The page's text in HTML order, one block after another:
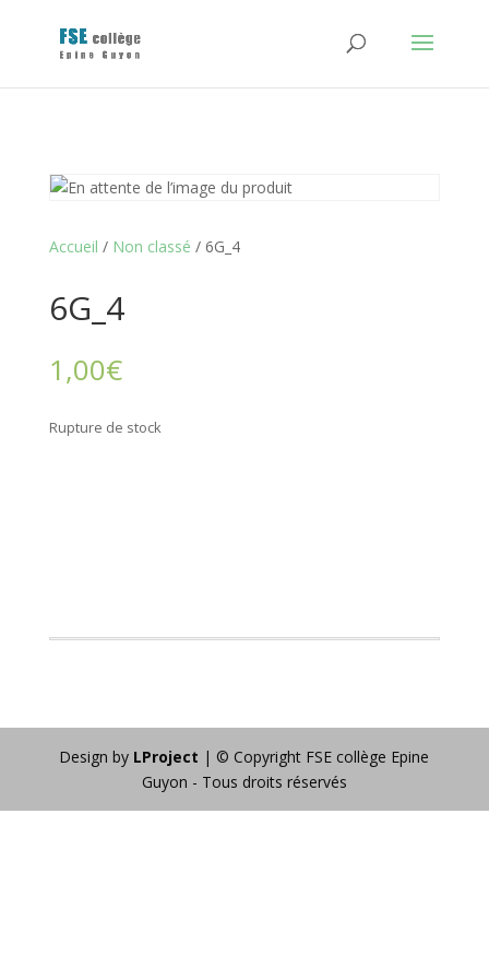
Accueil / Non classé / 6G_4
6G_4
1,00€
Rupture de stock
Design by LProject | © Copyright FSE collège Epine
Guyon - Tous droits réservés